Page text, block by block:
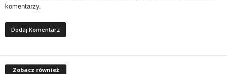
komentarzy.
Zobacz również